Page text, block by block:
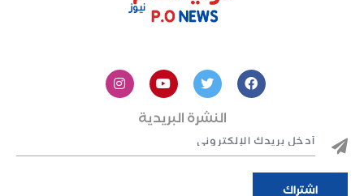
النشرة البريدية